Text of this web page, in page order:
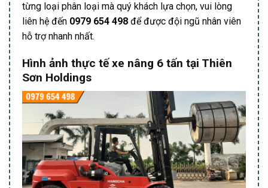
từng loại phân loại mà quý khách lựa chọn, vui lòng
liên hệ đến 0979 654 498 để được đội ngũ nhân viên
hỗ trợ nhanh nhất.
Hình ảnh thực tế xe nâng 6 tấn tại Thiên
Sơn Holdings